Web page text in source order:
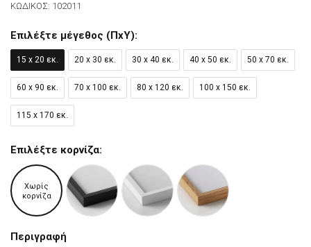
ΚΩΔΙΚΟΣ: 102011
Επιλέξτε μέγεθος (ΠxΥ):
15 x 20 εκ. 20 x 30 εκ. 30 x 40 εκ. 40 x 50 εκ. 50 x 70 εκ.
60 x 90 εκ. 70 x 100 εκ. 80 x 120 εκ. 100 x 150 εκ.
115 x 170 εκ.
Επιλέξτε κορνίζα:
Χωρίς
κορνίζα
Περιγραφή